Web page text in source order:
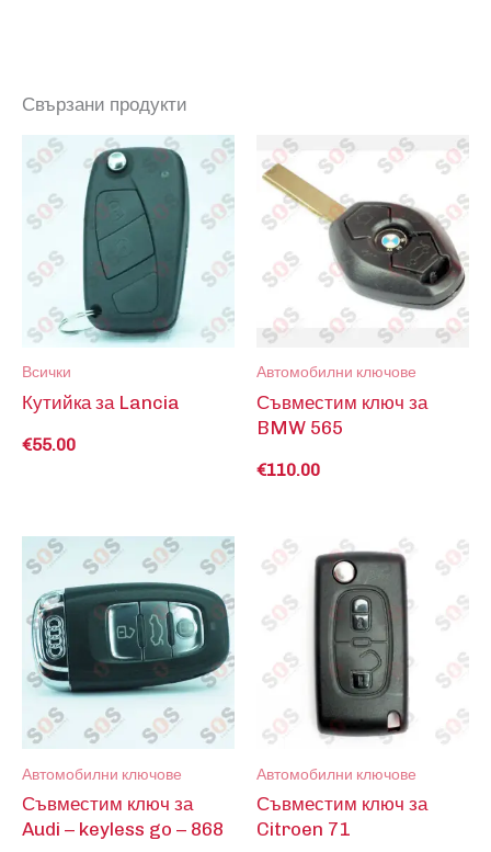
Свързани продукти
Всички
Кутийка за Lancia
€55.00
Автомобилни ключове
Съвместим ключ за
BMW 565
€110.00
Автомобилни ключове
Съвместим ключ за
Audi – keyless go – 868
Автомобилни ключове
Съвместим ключ за
Citroen 71